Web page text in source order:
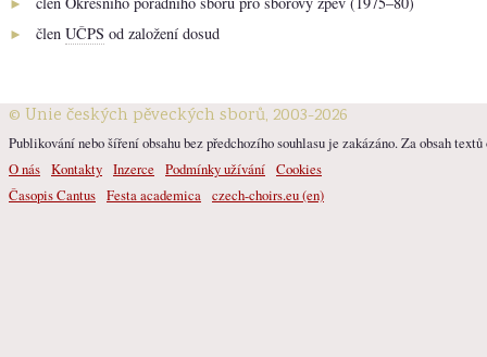
► člen UČPS od založení dosud
© Unie českých pěveckých sborů, 2003-2026
Publikování nebo šíření obsahu bez předchozího souhlasu je zakázáno. Za obsah
O nás Kontakty Inzerce Podmínky užívání Cookies
Časopis Cantus Festa academica czech-choirs.eu (en)